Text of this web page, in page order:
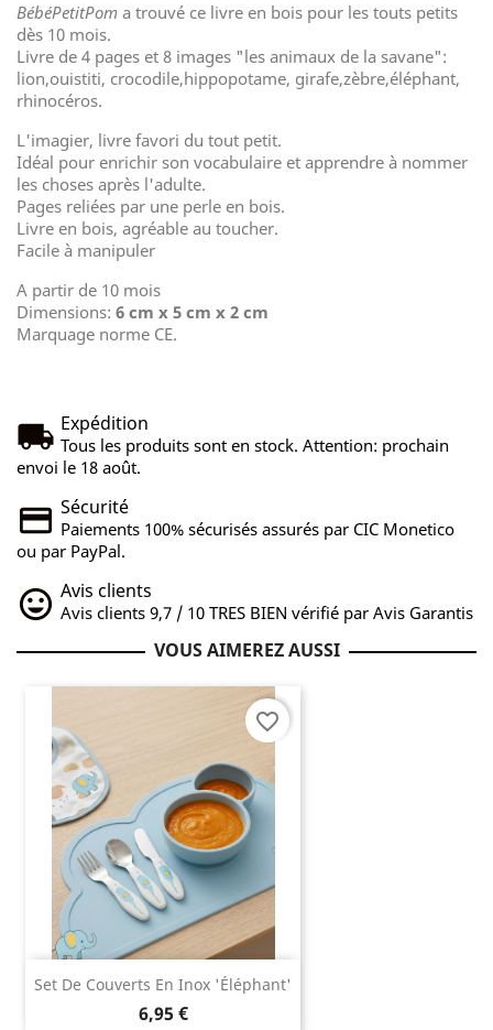
BébéPetitPom a trouvé ce livre en bois pour les touts petits
dès 10 mois.
Livre de 4 pages et 8 images "les animaux de la savane":
lion,ouistiti, crocodile,hippopotame, girafe,zèbre,éléphant,
rhinocéros.
L'imagier, livre favori du tout petit.
Idéal pour enrichir son vocabulaire et apprendre à nommer
les choses après l'adulte.
Pages reliées par une perle en bois.
Livre en bois, agréable au toucher.
Facile à manipuler
A partir de 10 mois
Dimensions: 6 cm x 5 cm x 2 cm
Marquage norme CE.
Expédition
Tous les produits sont en stock. Attention: prochain
envoi le 18 août.
Sécurité
Paiements 100% sécurisés assurés par CIC Monetico
ou par PayPal.
Avis clients
Avis clients 9,7 / 10 TRES BIEN vérifié par Avis Garantis
VOUS AIMEREZ AUSSI
Set De Couverts En Inox 'éléphant'
6,95 €
favorite_border